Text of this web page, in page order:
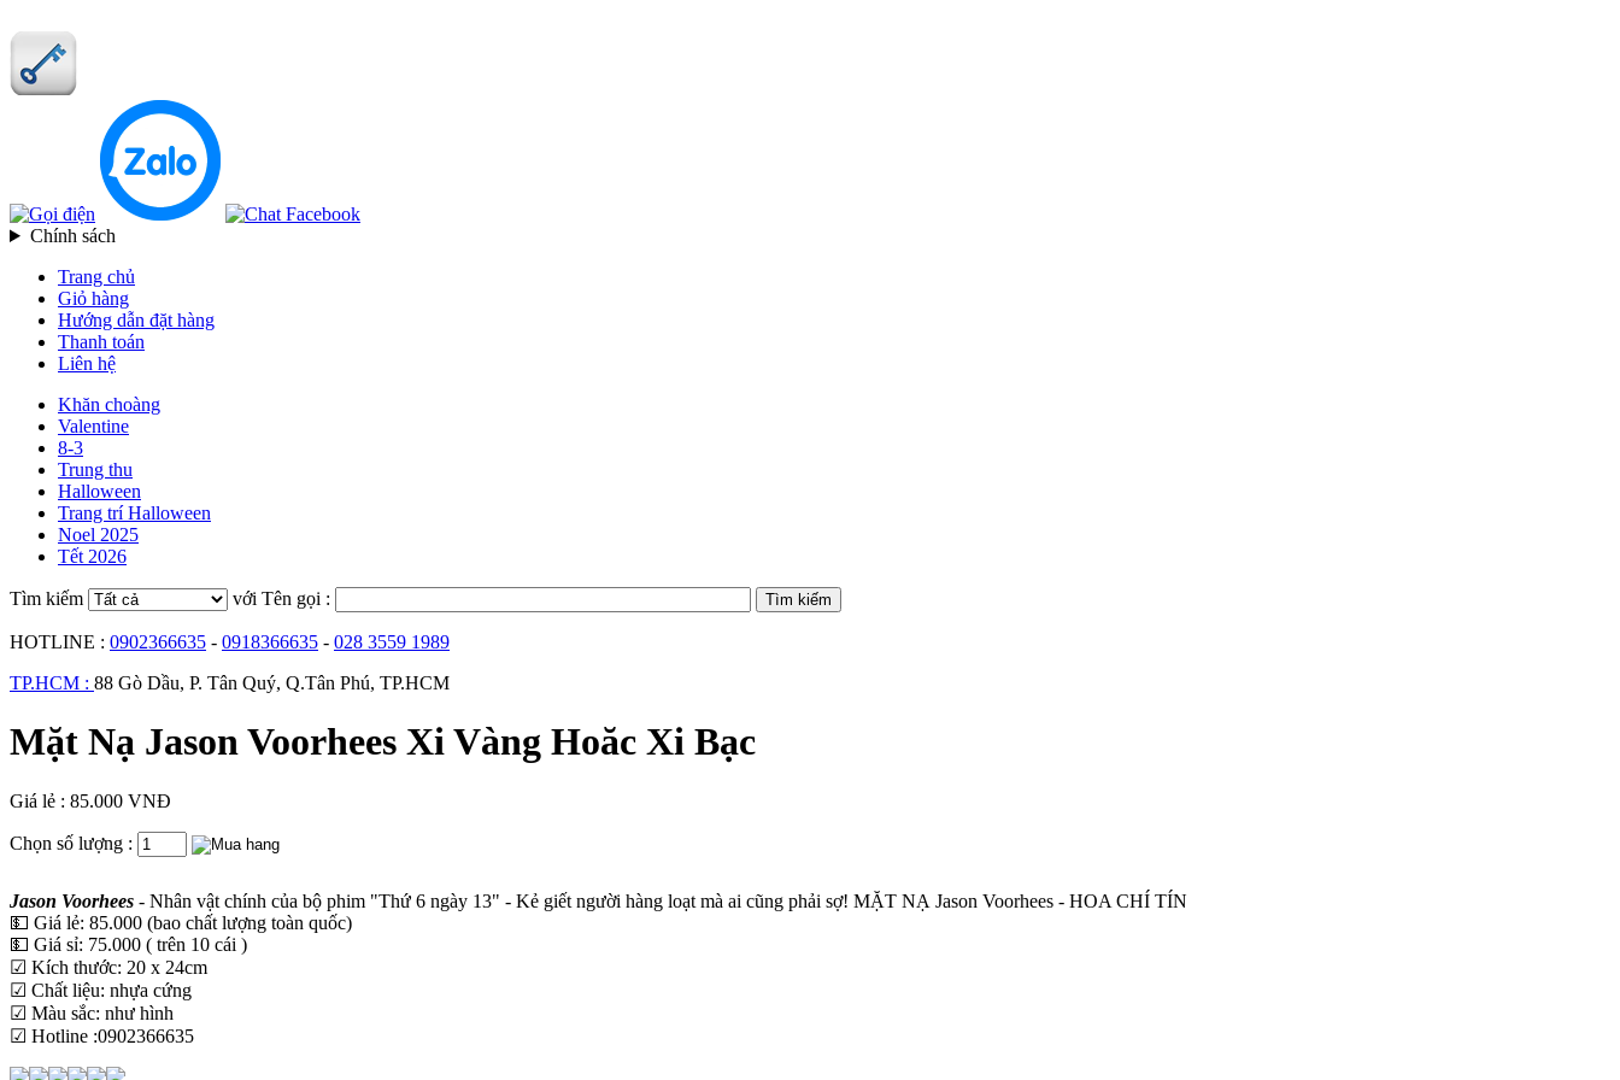
Chính sách
Trang chủ
Giỏ hàng
Hướng dẫn đặt hàng
Thanh toán
Liên hệ
Khăn choàng
Valentine
8-3
Trung thu
Halloween
Trang trí Halloween
Noel 2025
Tết 2026
Tìm kiếm với Tên gọi :
HOTLINE : 0902366635 - 0918366635 - 028 3559 1989
TP.HCM : 88 Gò Dầu, P. Tân Quý, Q.Tân Phú, TP.HCM
Mặt Nạ Jason Voorhees Xi Vàng Hoăc Xi Bạc
Giá lẻ : 85.000 VNĐ
Chọn số lượng :
Jason Voorhees - Nhân vật chính của bộ phim "Thứ 6 ngày 13" - Kẻ giết người hàng loạt mà ai cũng phải sợ! MẶT NẠ Jason Voorhees - HOA CHÍ TÍN
💵 Giá lẻ: 85.000 (bao chất lượng toàn quốc)
💵 Giá sỉ: 75.000 ( trên 10 cái )
☑ Kích thước: 20 x 24cm
☑ Chất liệu: nhựa cứng
☑ Màu sắc: như hình
☑ Hotline :0902366635